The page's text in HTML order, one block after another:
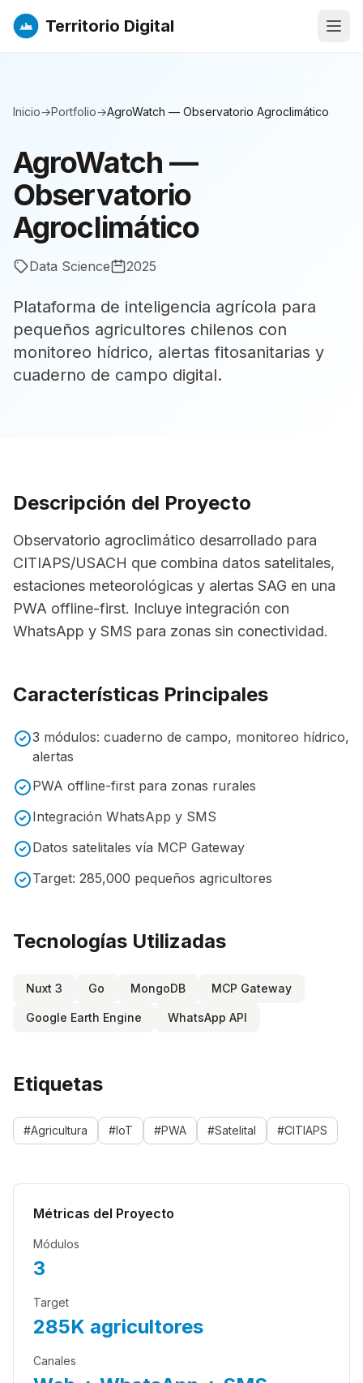
Territorio Digital
Inicio→Portfolio→AgroWatch — Observatorio Agroclimático
AgroWatch —
Observatorio
Agroclimático
Data Science 2025
Plataforma de inteligencia agrícola para
pequeños agricultores chilenos con
monitoreo hídrico, alertas fitosanitarias y
cuaderno de campo digital.
Descripción del Proyecto
Observatorio agroclimático desarrollado para
CITIAPS/USACH que combina datos satelitales,
estaciones meteorológicas y alertas SAG en una
PWA offline-first. Incluye integración con
WhatsApp y SMS para zonas sin conectividad.
Características Principales
3 módulos: cuaderno de campo, monitoreo hídrico,
alertas
PWA offline-first para zonas rurales
Integración WhatsApp y SMS
Datos satelitales vía MCP Gateway
Target: 285,000 pequeños agricultores
Tecnologías Utilizadas
Nuxt 3 Go MongoDB MCP Gateway
Google Earth Engine WhatsApp API
Etiquetas
#Agricultura #IoT #PWA #Satelital #CITIAPS
Métricas del Proyecto
Módulos
3
Target
285K agricultores
Canales